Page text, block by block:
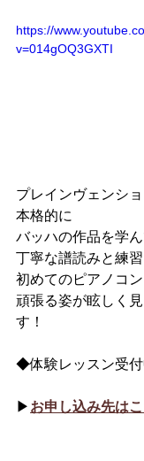
https://
v=014gOQ3GXTI
プレインヴェンシ
本格的に
バッハの作品を学
丁寧な譜読みと練
初めてのピアノコ
頑張る姿が眩しく
す！
◆体験レッスン受
▶︎ お申し込み先は